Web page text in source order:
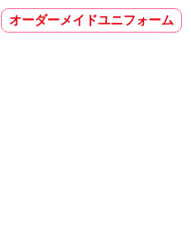
オーダーメイドユニフォーム